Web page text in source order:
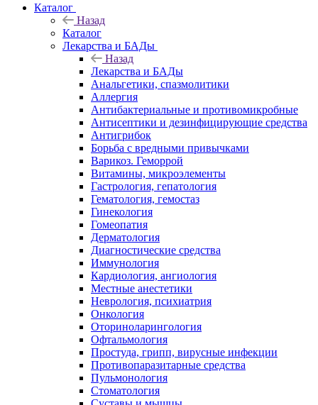
Каталог
Назад
Каталог
Лекарства и БАДы
Назад
Лекарства и БАДы
Анальгетики, спазмолитики
Аллергия
Антибактериальные и противомикробные
Антисептики и дезинфицирующие средства
Антигрибок
Борьба с вредными привычками
Варикоз. Геморрой
Витамины, микроэлементы
Гастрология, гепатология
Гематология, гемостаз
Гинекология
Гомеопатия
Дерматология
Диагностические средства
Иммунология
Кардиология, ангиология
Местные анестетики
Неврология, психиатрия
Онкология
Оториноларингология
Офтальмология
Простуда, грипп, вирусные инфекции
Противопаразитарные средства
Пульмонология
Стоматология